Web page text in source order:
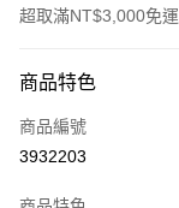
超取滿NT$3,000免運
信用卡一次付款
超商取貨付款
商品特色
商品編號
3932203